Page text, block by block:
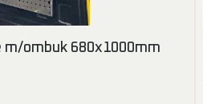
m/ombuk 680x1000mm